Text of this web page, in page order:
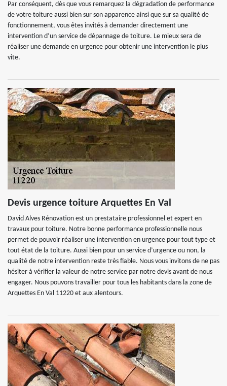
Par conséquent, dès que vous remarquez la dégradation de performance
de votre toiture aussi bien sur son apparence ainsi que sur sa qualité de
fonctionnement, vous êtes invités à demander directement une
intervention d’un service de dépannage de toiture. Le mieux sera de
réaliser une demande en urgence pour obtenir une intervention le plus
vite.
Devis urgence toiture Arquettes En Val
David Alves Rénovation est un prestataire professionnel et expert en
travaux pour toiture. Notre bonne performance professionnelle nous
permet de pouvoir réaliser une intervention en urgence pour tout type et
tout état de la toiture. Aussi bien pour un service d’urgence ou non, la
qualité de notre intervention reste très fiable. Nous vous invitons de ne pas
hésiter à vérifier la valeur de notre service par notre devis avant de nous
engager. Nous pouvons travailler pour tous les habitants dans la zone de
Arquettes En Val 11220 et aux alentours.